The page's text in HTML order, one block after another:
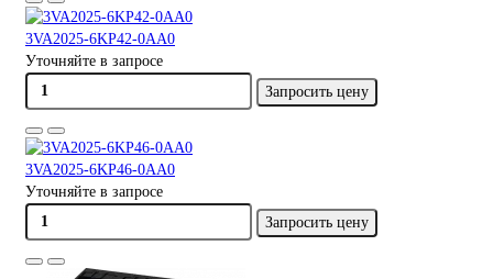
3VA2025-6KP42-0AA0
Уточняйте в запросе
Запросить цену
3VA2025-6KP46-0AA0
Уточняйте в запросе
Запросить цену